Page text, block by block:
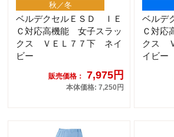
秋／冬
ベルデクセルＥＳＤ ＩＥ
Ｃ対応高機能 女子スラッ
クス ＶＥＬ７７下 ネイ
ビー
販売価格： 7,975円
本体価格: 7,250円
ベルデ
Ｃ対応
クス
イビー